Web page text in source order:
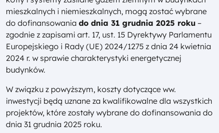
mieszkalnych i niemieszkalnych, mogą zostać wybrane
do dofinansowania do dnia 31 grudnia 2025 roku –
zgodnie z zapisami art. 17, ust. 15 Dyrektywy Parlamentu
Europejskiego i Rady (UE) 2024/1275 z dnia 24 kwietnia
2024 r. w sprawie charakterystyki energetycznej
budynków.
W związku z powyższym, koszty dotyczące ww.
inwestycji będą uznane za kwalifikowalne dla wszystkich
projektów, które zostały wybrane do dofinansowania do
dnia 31 grudnia 2025 roku.